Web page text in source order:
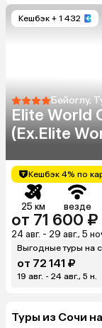
Кешбэк + 1 432
Бейоглу,
Elite World
(Ex.Elite
Кешбэк 4% по
25 км везде
от 71 600 ₽
24 авг. - 29 авг., 5
Выгодные туры на
от 72 141 ₽
19 авг. - 24 авг., 5 н.
Туры из Сочи